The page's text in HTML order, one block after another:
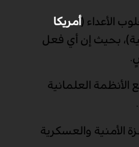
الأعداء (أمريكا
بحيث إن أي فعل
العلمانية
الأمنية والعسكرية